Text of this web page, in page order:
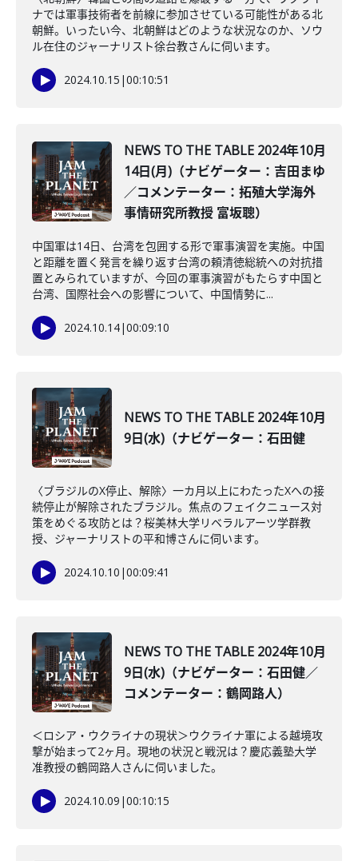
ナでは軍事技術者を前線に参加させている可能性がある北
朝鮮。いったい今、北朝鮮はどのような状況なのか、ソウ
ル在住のジャーナリスト徐台教さんに伺います。
2024.10.15 |00:10:51
NEWS TO THE TABLE 2024年10月
14日(月)（ナビゲーター：吉田まゆ
／コメンテーター：拓殖大学海外
事情研究所教授 富坂聰）
中国軍は14日、台湾を包囲する形で軍事演習を実施。中国
と距離を置く発言を繰り返す台湾の頼清徳総統への対抗措
置とみられていますが、今回の軍事演習がもたらす中国と
台湾、国際社会への影響について、中国情勢に...
2024.10.14|00:09:10
NEWS TO THE TABLE 2024年10月
9日(水)（ナビゲーター：石田健
〈ブラジルのX停止、解除〉一カ月以上にわたったXへの接
続停止が解除されたブラジル。焦点のフェイクニュース対
策をめぐる攻防とは？桜美林大学リベラルアーツ学群教
授、ジャーナリストの平和博さんに伺います。
2024.10.10 |00:09:41
NEWS TO THE TABLE 2024年10月
9日(水)（ナビゲーター：石田健／
コメンテーター：鶴岡路人）
＜ロシア・ウクライナの現状＞ウクライナ軍による越境攻
撃が始まって2ヶ月。現地の状況と戦況は？慶応義塾大学
准教授の鶴岡路人さんに伺いました。
2024.10.09 |00:10:15